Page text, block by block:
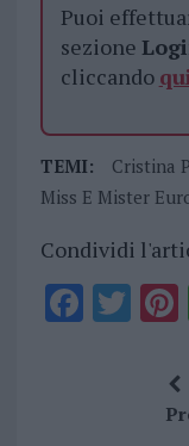
Puoi
sezione
cliccando qui
TEMI: Cristina
Miss E Mister
Condividi
F T